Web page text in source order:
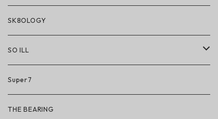
SK8OLOGY
SO ILL
So iLL
So iLL × ON THE ROAM
Super7
THE BEARING